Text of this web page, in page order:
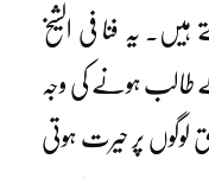
ہیں۔ یہ فنا فی الشیخ
کے طالب ہونے کی وجہ
لوگوں پر حیرت ہوتی